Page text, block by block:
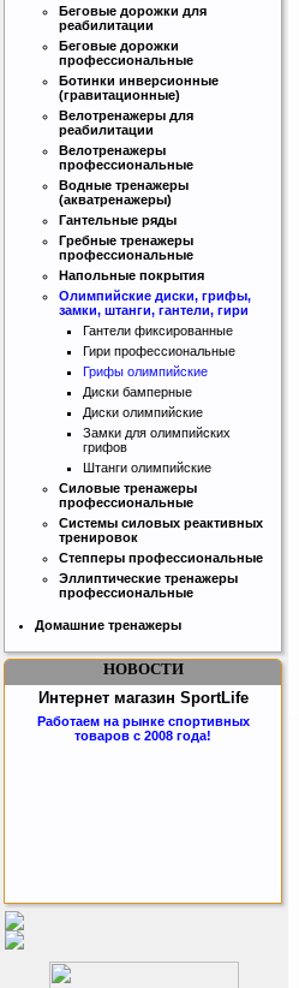
Беговые дорожки для
реабилитации
Беговые дорожки
профессиональные
Ботинки инверсионные
(гравитационные)
Велотренажеры для
реабилитации
Велотренажеры
профессиональные
Водные тренажеры
(акватренажеры)
Гантельные ряды
Гребные тренажеры
профессиональные
Напольные покрытия
Олимпийские диски, грифы,
замки, штанги, гантели, гири
Гантели фиксированные
Гири профессиональные
Грифы олимпийские
Диски бамперные
Диски олимпийские
Замки для олимпийских
грифов
Штанги олимпийские
Силовые тренажеры
профессиональные
Системы силовых реактивных
тренировок
Степперы профессиональные
Эллиптические тренажеры
профессиональные
Домашние тренажеры
НОВОСТИ
Интернет магазин SportLife
Работаем на рынке спортивных
товаров с 2008 года!